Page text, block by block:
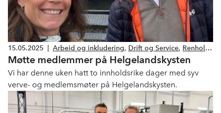
15.05.2025 Arbeid og inkludering, Drift og Service, Renhold,
Handel
Møtte medlemmer på Helgelandskysten
Vi har denne uken hatt to innholdsrike dager med syv
verve- og medlemsmøter på Helgelandskysten.